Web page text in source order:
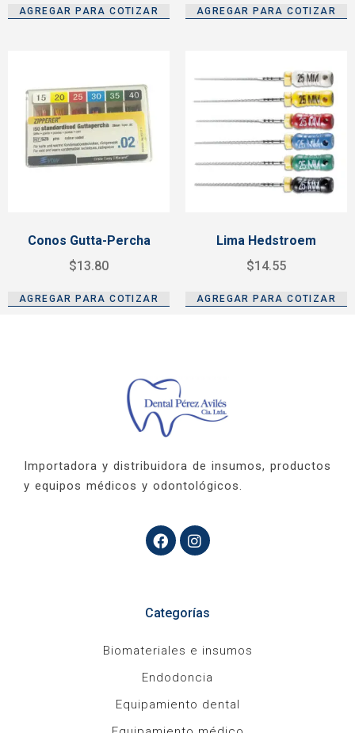
AGREGAR PARA COTIZAR AGREGAR PARA COTIZAR
Conos Gutta-Percha
$13.80
AGREGAR PARA COTIZAR
Lima Hedstroem
$14.55
AGREGAR PARA COTIZAR
Importadora y distribuidora de insumos, productos
y equipos médicos y odontológicos.
Categorías
Biomateriales e insumos
Endodoncia
Equipamiento dental